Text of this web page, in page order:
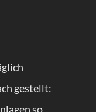
gestellt:
so